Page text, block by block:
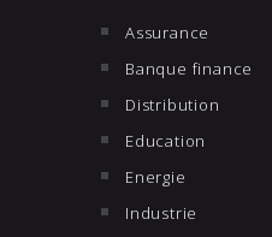
Assurance
Banque finance
Distribution
Education
Energie
Industrie